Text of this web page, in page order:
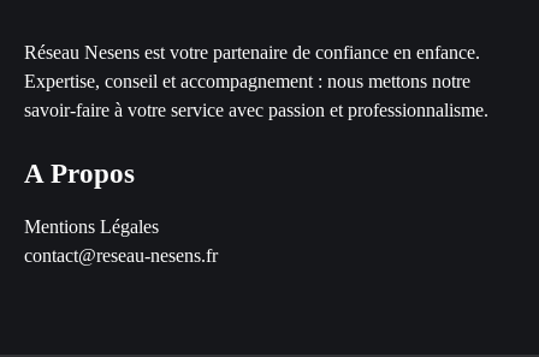
Réseau Nesens est votre partenaire de confiance en enfance.
Expertise, conseil et accompagnement : nous mettons notre
savoir-faire à votre service avec passion et professionnalisme.
A Propos
Mentions Légales
contact@reseau-nesens.fr